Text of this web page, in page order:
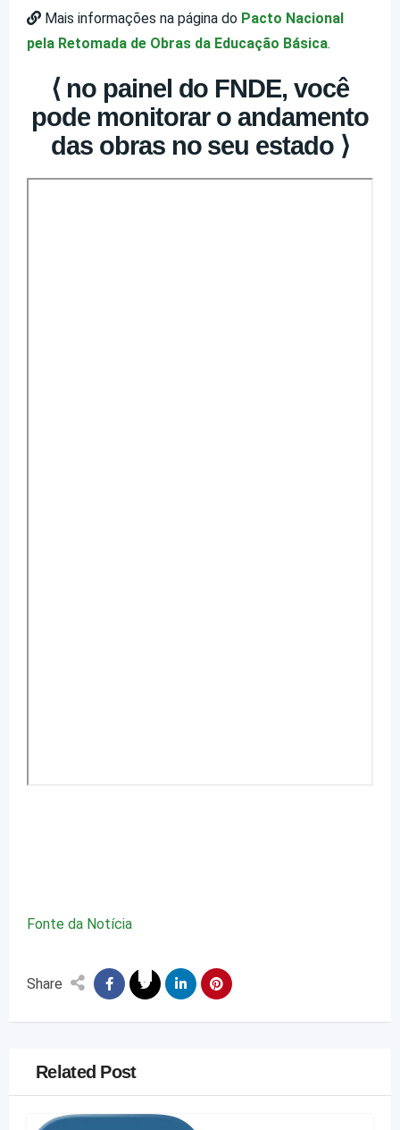
Mais informações na página do Pacto Nacional
pela Retomada de Obras da Educação Básica.
⟨ no painel do FNDE, você
pode monitorar o andamento
das obras no seu estado ⟩
Fonte da Notícia
Share
Related Post